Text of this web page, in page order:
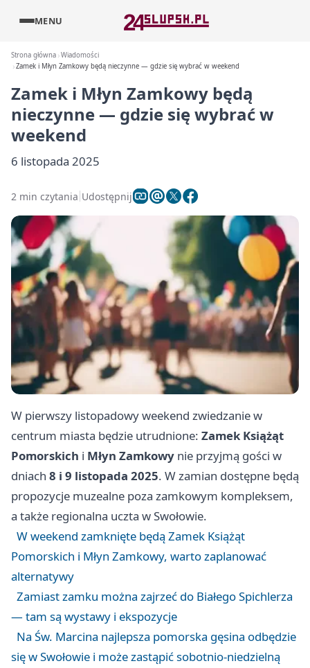
MENU
Strona główna Wiadomości
Zamek i Młyn Zamkowy będą nieczynne — gdzie się wybrać w weekend
Zamek i Młyn Zamkowy będą
nieczynne — gdzie się wybrać w
weekend
6 listopada 2025
2 min czytania Udostępnij
W pierwszy listopadowy weekend zwiedzanie w
centrum miasta będzie utrudnione: Zamek Książąt
Pomorskich i Młyn Zamkowy nie przyjmą gości w
dniach 8 i 9 listopada 2025. W zamian dostępne będą
propozycje muzealne poza zamkowym kompleksem,
a także regionalna uczta w Swołowie.
W weekend zamknięte będą Zamek Książąt
Pomorskich i Młyn Zamkowy, warto zaplanować
alternatywy
Zamiast zamku można zajrzeć do Białego Spichlerza
— tam są wystawy i ekspozycje
Na Św. Marcina najlepsza pomorska gęsina odbędzie
się w Swołowie i może zastąpić sobotnio‑niedzielną